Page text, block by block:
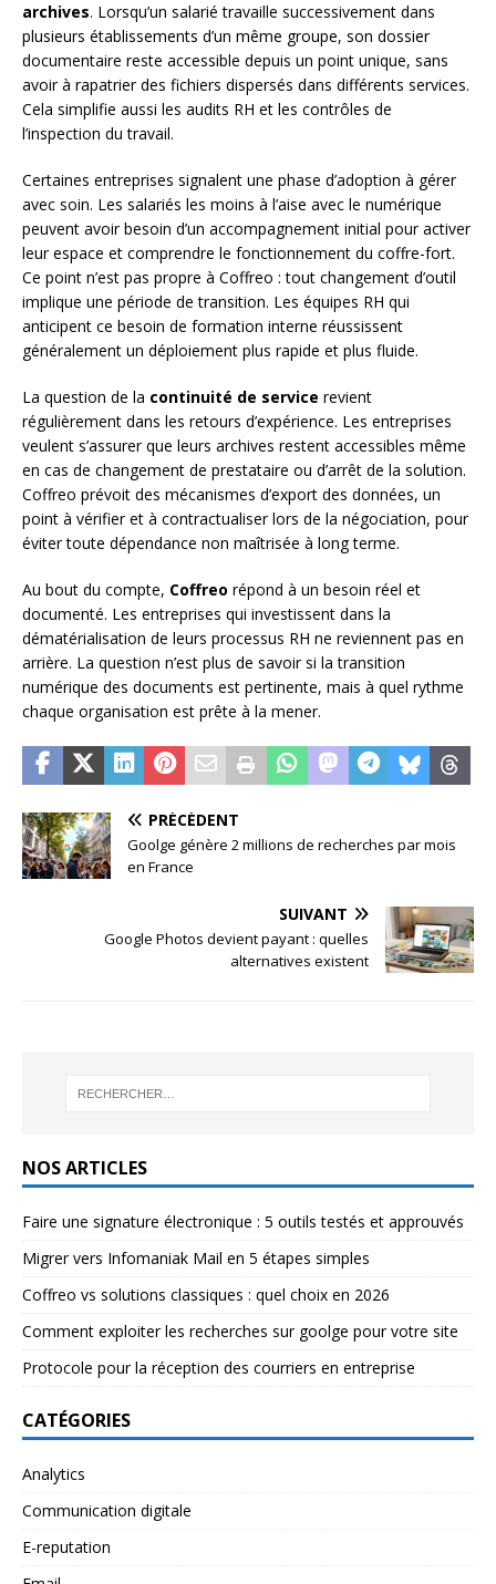
archives. Lorsqu’un salarié travaille successivement dans
plusieurs établissements d’un même groupe, son dossier
documentaire reste accessible depuis un point unique, sans
avoir à rapatrier des fichiers dispersés dans différents services.
Cela simplifie aussi les audits RH et les contrôles de
l’inspection du travail.
Certaines entreprises signalent une phase d’adoption à gérer
avec soin. Les salariés les moins à l’aise avec le numérique
peuvent avoir besoin d’un accompagnement initial pour activer
leur espace et comprendre le fonctionnement du coffre-fort.
Ce point n’est pas propre à Coffreo : tout changement d’outil
implique une période de transition. Les équipes RH qui
anticipent ce besoin de formation interne réussissent
généralement un déploiement plus rapide et plus fluide.
La question de la continuité de service revient
régulièrement dans les retours d’expérience. Les entreprises
veulent s’assurer que leurs archives restent accessibles même
en cas de changement de prestataire ou d’arrêt de la solution.
Coffreo prévoit des mécanismes d’export des données, un
point à vérifier et à contractualiser lors de la négociation, pour
éviter toute dépendance non maîtrisée à long terme.
Au bout du compte, Coffreo répond à un besoin réel et
documenté. Les entreprises qui investissent dans la
dématérialisation de leurs processus RH ne reviennent pas en
arrière. La question n’est plus de savoir si la transition
numérique des documents est pertinente, mais à quel rythme
chaque organisation est prête à la mener.
PRÉCÉDENT
Goolge génère 2 millions de recherches par mois
en France
SUIVANT
Google Photos devient payant : quelles
alternatives existent
NOS ARTICLES
Faire une signature électronique : 5 outils testés et approuvés
Migrer vers Infomaniak Mail en 5 étapes simples
Coffreo vs solutions classiques : quel choix en 2026
Comment exploiter les recherches sur goolge pour votre site
Protocole pour la réception des courriers en entreprise
CATÉGORIES
Analytics
Communication digitale
E-reputation